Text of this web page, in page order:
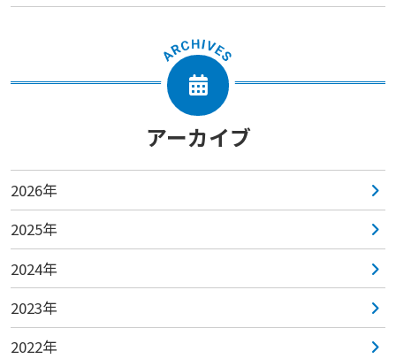
アーカイブ
2026年
2025年
2024年
2023年
2022年